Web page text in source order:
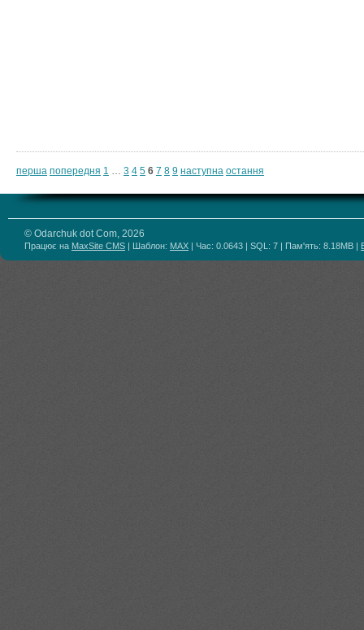
перша попередня 1 … 3 4 5 6 7 8 9 наступна остання
© Odarchuk dot Com, 2026
Працює на MaxSite CMS | Шаблон: MAX | Час: 0.0643 | SQL: 7 | Пам'ять: 8.18MB |